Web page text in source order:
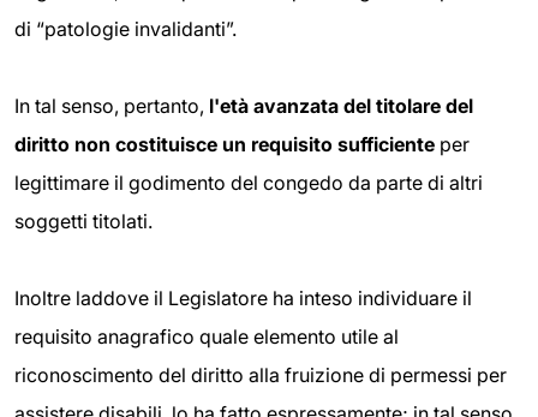
di “patologie invalidanti”.
In tal senso, pertanto, l'età avanzata del titolare del
diritto non costituisce un requisito sufficiente per
legittimare il godimento del congedo da parte di altri
soggetti titolati.
Inoltre laddove il Legislatore ha inteso individuare il
requisito anagrafico quale elemento utile al
riconoscimento del diritto alla fruizione di permessi per